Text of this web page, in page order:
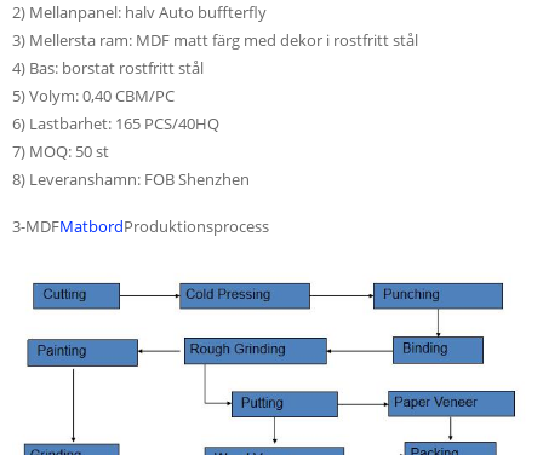
2) Mellanpanel: halv Auto buffterfly
3) Mellersta ram: MDF matt färg med dekor i rostfritt stål
4) Bas: borstat rostfritt stål
5) Volym: 0,40 CBM/PC
6) Lastbarhet: 165 PCS/40HQ
7) MOQ: 50 st
8) Leveranshamn: FOB Shenzhen
3-MDFMatbordProduktionsprocess